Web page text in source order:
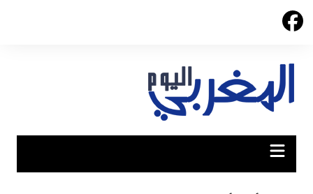
Skip